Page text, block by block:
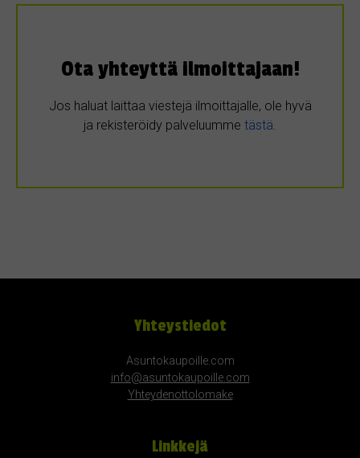
Ota yhteyttä ilmoittajaan!
Jos haluat laittaa viestejä ilmoittajalle, ole hyvä
ja rekisteröidy palveluumme tästä
Yhteystiedot
Asuntokaupoille.com
info@asuntokaupoille.com
Yhteydenottolomake
Linkkejä